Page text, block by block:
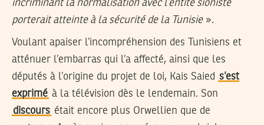
incriminant la normalisation avec l’entité sioniste
porterait atteinte à la sécurité de la Tunisie».
Voulant apaiser l’incompréhension des Tunisiens et
atténuer l’embarras qui l’a affecté, ainsi que les
députés à l’origine du projet de loi, Kais Saied s’est
exprimé à la télévision dès le lendemain. Son
discours était encore plus Orwellien que de